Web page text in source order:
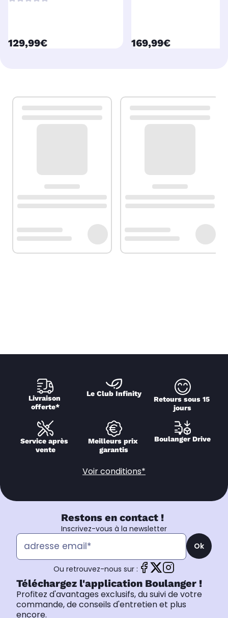
currentPrice
129,99€ currentPrice
169,99€
Livraison
offerte*
Le Club Infinity
Retours sous 15
jours
Service après
vente
Meilleurs prix
garantis
Boulanger Drive
Voir conditions*
Restons en contact !
Inscrivez-vous à la newsletter
Ok
Ou retrouvez-nous sur :
Téléchargez l'application Boulanger !
Profitez d'avantages exclusifs, du suivi de votre
commande, de conseils d'entretien et plus
encore.